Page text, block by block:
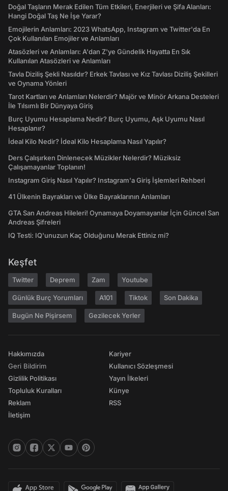
Doğal Taşların Merak Edilen Tüm Etkileri, Enerjileri ve Şifa Alanları:
Hangi Doğal Taş Ne İşe Yarar?
Emojilerin Anlamları: 2023 WhatsApp, Instagram ve Twitter'da En
Çok Kullanılan Emojiler ve Anlamları
Atasözleri ve Anlamları: A'dan Z'ye Gündelik Hayatta En Sık
Kullanılan Atasözleri ve Anlamları
Tavla Diziliş Şekli Nasıldır? Erkek Tavlası ve Kız Tavlası Diziliş Şekilleri
ve Oynama Yönleri
Tarot Kartları ve Anlamları Nelerdir? Majör ve Minör Arkana Desteleri
İle Tılsımlı Bir Dünyaya Giriş
Burç Uyumu Hesaplama Nedir? Burç Uyumu, Aşk Uyumu Nasıl
Hesaplanır?
İdeal Kilo Nedir? İdeal Kilo Hesaplama Nasıl Yapılır?
Ders Çalışırken Dinlenecek Müzikler Nelerdir? Müziksiz
Çalışamayanlar Toplanın!
Instagram Giriş Nasıl Yapılır? Instagram'a Giriş İşlemleri Rehberi
41 Ülkenin Bayrakları ve Ülke Bayraklarının Anlamları
GTA San Andreas Hileleri! Oynamaya Doyamayanlar İçin Güncel San
Andreas Şifreleri
IQ Testi: IQ'unuzun Kaç Olduğunu Merak Ettiniz mi?
Keşfet
Twitter Deprem Zam Youtube
Günlük Burç Yorumları A101 Tiktok Son Dakika
Bugün Ne Pişirsem Gezilecek Yerler
Hakkımızda
Geri Bildirim
Gizlilik Politikası
Topluluk Kuralları
Reklam
İletişim
Kariyer
Kullanıcı Sözleşmesi
Yayın İlkeleri
Künye
RSS